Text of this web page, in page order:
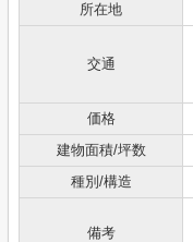
所在地
交通
価格
建物面積/坪数
種別/構造
備考